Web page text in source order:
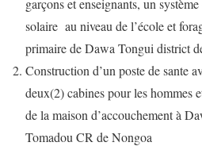
garçons et enseignants, un
solaire au niveau de l’école et
primaire de Dawa Tongui district
Construction d’un poste de sante
deux(2) cabines pour les hommes
de la maison d’accouchement à
Tomadou CR de Nongoa